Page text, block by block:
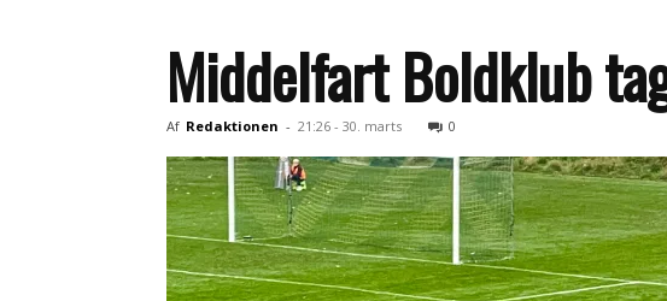
Middelfart Boldklub
Af Redaktionen - 21:26 - 30. marts 0